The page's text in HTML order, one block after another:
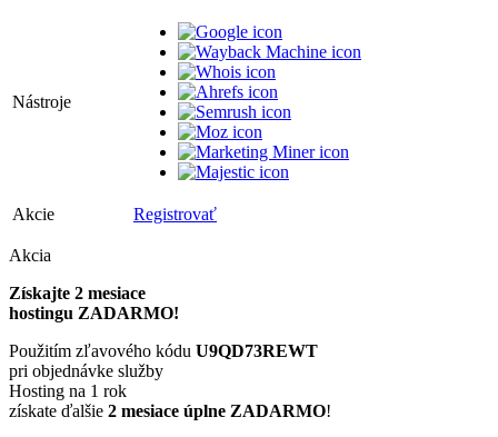
Nástroje
Akcie Registrovať
Akcia
Získajte 2 mesiace
hostingu ZADARMO!
Použitím zľavového kódu U9QD73REWT
pri objednávke služby
Hosting na 1 rok
získate ďalšie 2 mesiace úplne ZADARMO!